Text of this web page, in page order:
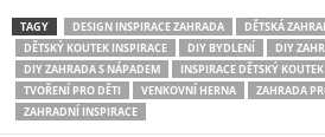
TAGY DESIGN INSPIRACE ZAHRADA DĚTSKÁ
DĚTSKÝ KOUTEK INSPIRACE
DIY BYDLENÍ DIY
DIY ZAHRADA S NÁPADEM
INSPIRACE DĚTSKÝ KOUTEK
TVOŘENÍ PRO DĚTI
VENKOVNÍ HERNA ZAHRADA
ZAHRADNÍ INSPIRACE